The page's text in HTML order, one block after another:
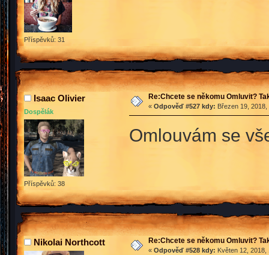
Příspěvků: 31
Isaac Olivier
Dospělák
Příspěvků: 38
Re:Chcete se někomu Omluvit?
« Odpověď #527 kdy: Březen 19,
Omlouvám se
Nikolai Northcott Re:Chcete se někomu Omluvit?
« Odpověď #528 kdy: Květen 12, 2018,